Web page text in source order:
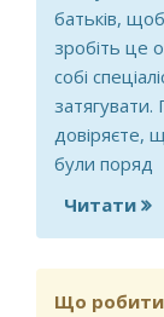
батьків,
зробіть це
собі
довіряєте,
були поряд
Читати
Що робити